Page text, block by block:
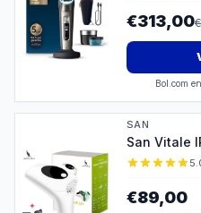
€313,00€
Bol.com
SAN
San Vitale
€89,00